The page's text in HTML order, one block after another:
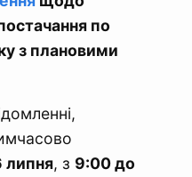
по
з плановими
липня, з 9:00 до